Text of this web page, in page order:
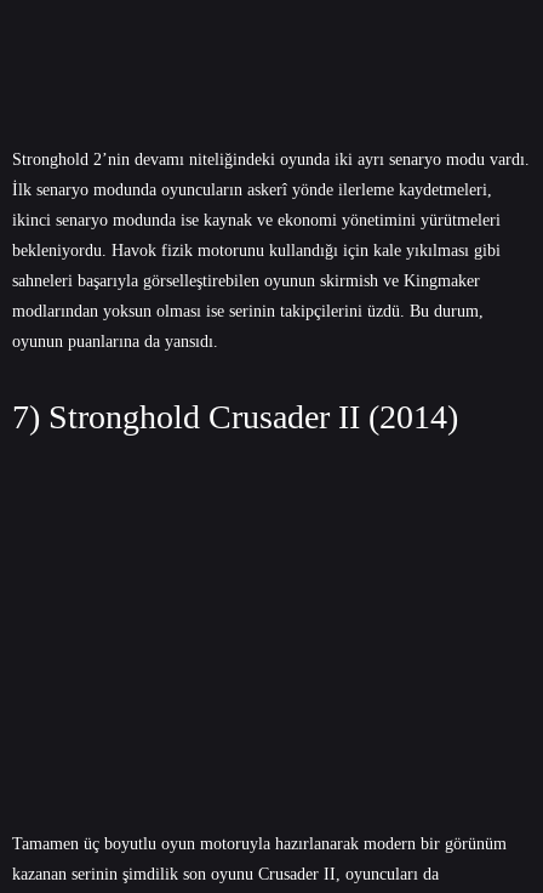
Stronghold 2’nin devamı niteliğindeki oyunda iki ayrı senaryo modu vardı.
İlk senaryo modunda oyuncuların askerî yönde ilerleme kaydetmeleri,
ikinci senaryo modunda ise kaynak ve ekonomi yönetimini yürütmeleri
bekleniyordu. Havok fizik motorunu kullandığı için kale yıkılması gibi
sahneleri başarıyla görselleştirebilen oyunun skirmish ve Kingmaker
modlarından yoksun olması ise serinin takipçilerini üzdü. Bu durum,
oyunun puanlarına da yansıdı.
7) Stronghold Crusader II (2014)
Tamamen üç boyutlu oyun motoruyla hazırlanarak modern bir görünüm
kazanan serinin şimdilik son oyunu Crusader II, oyuncuları da